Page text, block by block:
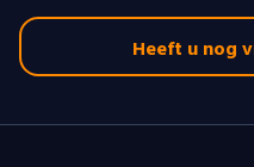
Heeft u nog